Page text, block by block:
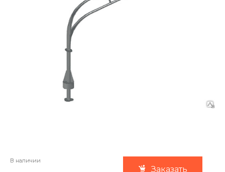
В наличии
Заказать